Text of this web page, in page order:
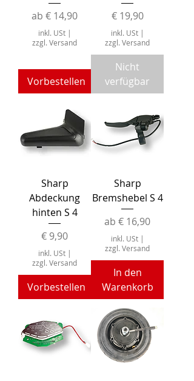
ab € 14,90
Sale-Preis
inkl. USt|
zzgl. Versand
Vorbestellen
Preis
€ 19,90
inkl. USt|
zzgl. Versand
Nicht
verfügbar
Sharp
Abdeckung
hinten S 4
Preis
€ 9,90
inkl. USt|
zzgl. Versand
Vorbestellen
Sharp
Bremshebel S 4
ab € 16,90
Sale-Preis
inkl. USt|
zzgl. Versand
In den
Warenkorb